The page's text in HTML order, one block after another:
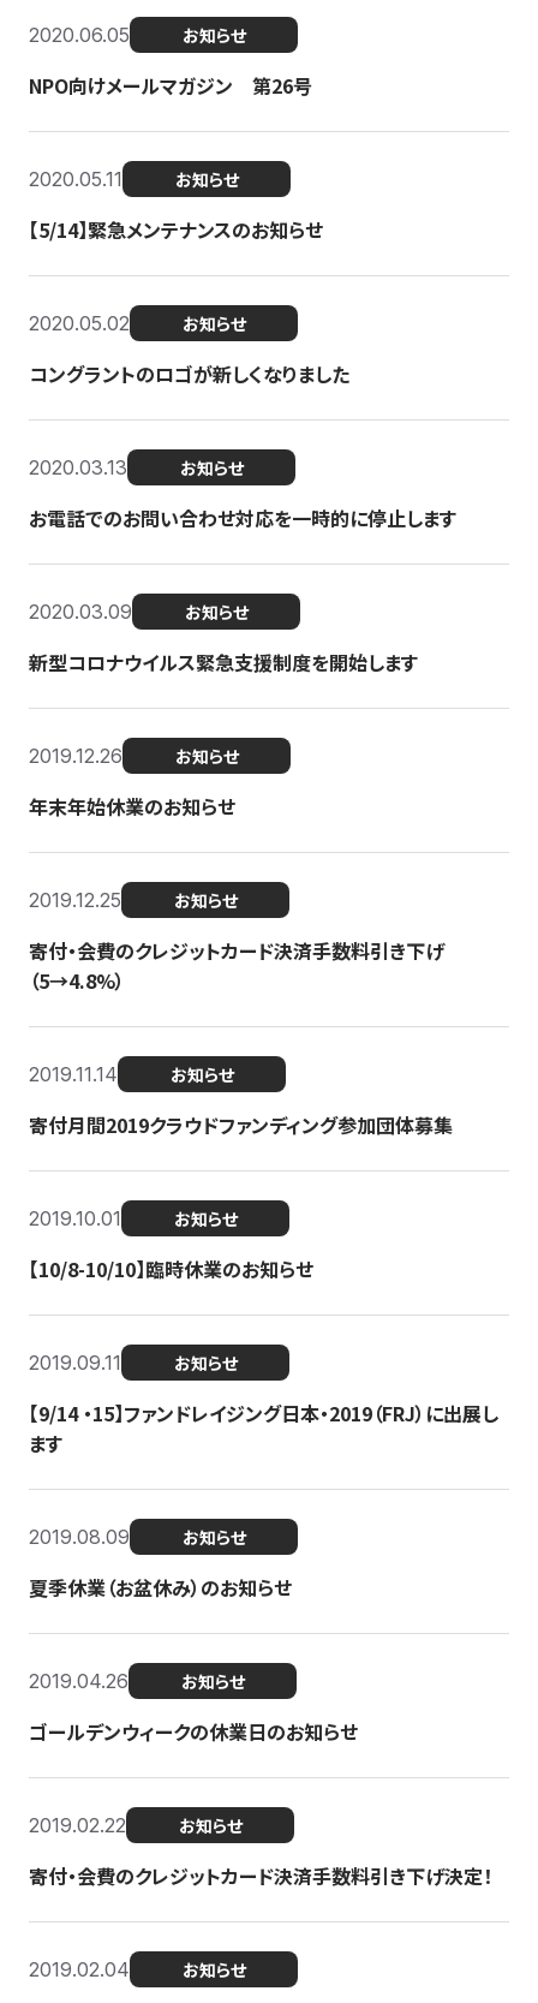
2020.06.05 お知らせ
NPO向けメールマガジン 第26号
2020.05.11 お知らせ
【5/14】緊急メンテナンスのお知らせ
2020.05.02 お知らせ
コングラントのロゴが新しくなりました
2020.03.13 お知らせ
お電話でのお問い合わせ対応を一時的に停止します
2020.03.09 お知らせ
新型コロナウイルス緊急支援制度を開始します
2019.12.26 お知らせ
年末年始休業のお知らせ
2019.12.25 お知らせ
寄付・会費のクレジットカード決済手数料引き下げ
（5→4.8%）
2019.11.14 お知らせ
寄付月間2019クラウドファンディング参加団体募集
2019.10.01 お知らせ
【10/8-10/10】臨時休業のお知らせ
2019.09.11 お知らせ
【9/14 ・15】ファンドレイジング日本・2019（FRJ）に出展し
ます
2019.08.09 お知らせ
夏季休業（お盆休み）のお知らせ
2019.04.26 お知らせ
ゴールデンウィークの休業日のお知らせ
2019.02.22 お知らせ
寄付・会費のクレジットカード決済手数料引き下げ決定！
2019.02.04 お知らせ